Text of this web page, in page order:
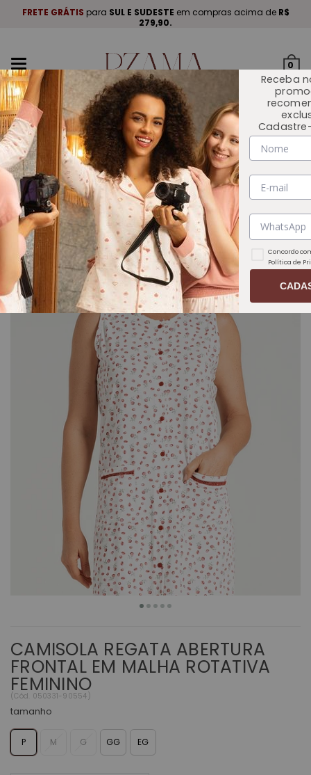
FRETE GRÁTIS para SUL E SUDESTE em compras acima de R$
279,90.
navegação
0
INÍCIO OUTLET 🏷️
CAMISOLA REGATA ABERTURA
FRONTAL EM MALHA ROTATIVA
FEMININO
(Cód. 050331-90554 )
tamanho
P M G GG EG
Receba
Concordo
Política de